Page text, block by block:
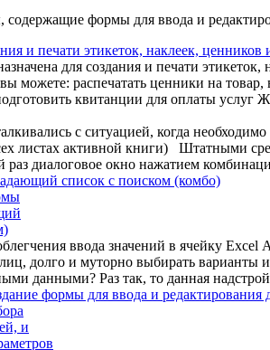
формы для ввода и
и печати этикеток, наклеек, ценников
для создания и печати
можете: распечатать ценники на
квитанции для оплаты услуг
с ситуацией, когда
листах активной книги) Штатными
раз диалоговое окно нажатием
список с поиском (комбо)
ввода значений в ячейку
долго и муторно выбирать
данными? Раз так, то данная
формы для ввода и